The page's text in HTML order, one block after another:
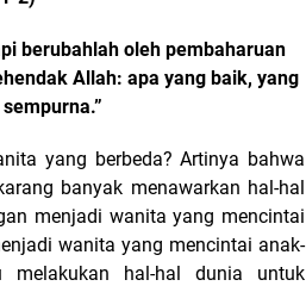
berubahlah oleh pembaharuan
Allah: apa yang baik, yang
yang berbeda? Artinya bahwa
banyak menawarkan hal-hal
menjadi wanita yang mencintai
wanita yang mencintai anak-
hal-hal dunia untuk